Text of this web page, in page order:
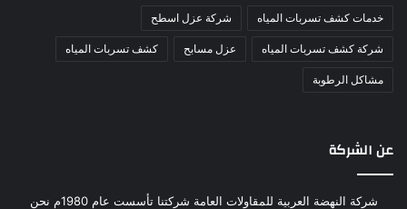
خدمات كشف تسربات المياه شركة عزل اسطح
شركة كشف تسربات المياه عزل مسابح كشف تسربات المياه
مشاكل الرطوبة
عن الشركة
شركة النهضة العربية للمقاولات العامة شركتنا تأسست عام 1980م نحن